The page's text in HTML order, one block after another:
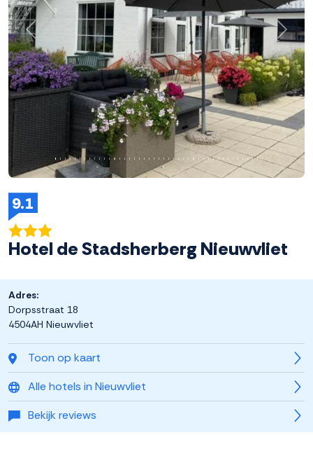
9.1
Hotel de Stadsherberg Nieuwvliet
Toon op kaart
Alle hotels in Nieuwvliet
Bekijk reviews
Adres:
Dorpsstraat 18
4504AH Nieuwvliet